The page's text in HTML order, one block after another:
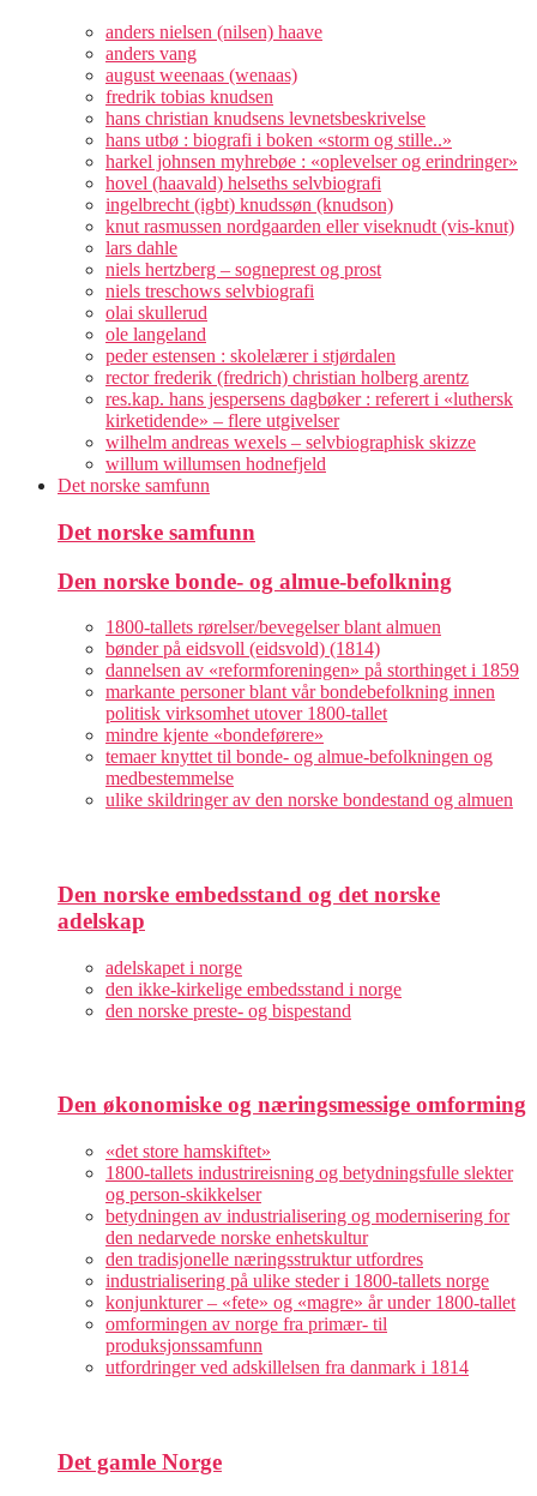
anders nielsen (nilsen) haave
anders vang
august weenaas (wenaas)
fredrik tobias knudsen
hans christian knudsens levnetsbeskrivelse
hans utbø : biografi i boken «storm og stille..»
harkel johnsen myhrebøe : «oplevelser og erindringer»
hovel (haavald) helseths selvbiografi
ingelbrecht (igbt) knudssøn (knudson)
knut rasmussen nordgaarden eller viseknudt (vis-knut)
lars dahle
niels hertzberg – sogneprest og prost
niels treschows selvbiografi
olai skullerud
ole langeland
peder estensen : skolelærer i stjørdalen
rector frederik (fredrich) christian holberg arentz
res.kap. hans jespersens dagbøker : referert i «luthersk
kirketidende» – flere utgivelser
wilhelm andreas wexels – selvbiographisk skizze
willum willumsen hodnefjeld
Det norske samfunn
Det norske samfunn
Den norske bonde- og almue-befolkning
1800-tallets rørelser/bevegelser blant almuen
bønder på eidsvoll (eidsvold) (1814)
dannelsen av «reformforeningen» på storthinget i 1859
markante personer blant vår bondebefolkning innen
politisk virksomhet utover 1800-tallet
mindre kjente «bondeførere»
temaer knyttet til bonde- og almue-befolkningen og
medbestemmelse
ulike skildringer av den norske bondestand og almuen
Den norske embedsstand og det norske
adelskap
adelskapet i norge
den ikke-kirkelige embedsstand i norge
den norske preste- og bispestand
Den økonomiske og næringsmessige omforming
«det store hamskiftet»
1800-tallets industrireisning og betydningsfulle slekter
og person-skikkelser
betydningen av industrialisering og modernisering for
den nedarvede norske enhetskultur
den tradisjonelle næringsstruktur utfordres
industrialisering på ulike steder i 1800-tallets norge
konjunkturer – «fete» og «magre» år under 1800-tallet
omformingen av norge fra primær- til
produksjonssamfunn
utfordringer ved adskillelsen fra danmark i 1814
Det gamle Norge